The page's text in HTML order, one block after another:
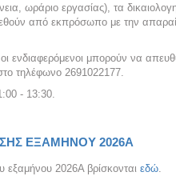
ωράριο εργασίας), τα
από εκπρόσωπο με την
ενδιαφερόμενοι μπορούν να
τηλέφωνο 2691022177.
- 13:30.
ΕΞΑΜΗΝΟΥ 2026Α
εξαμήνου 2026Α βρίσκονται εδώ.